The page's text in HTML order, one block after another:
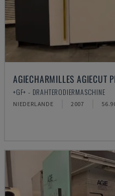
AGIECHARMILLES AGIECUT
+GF+ - DRAHTERODIERMASCHINE
NIEDERLANDE 2007